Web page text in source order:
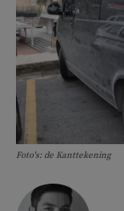
Foto's: de Kanttekening